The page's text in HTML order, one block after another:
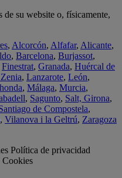
su website o, físicamente,
, Alcorcón, Alfafar, Alicante,
, Barcelona, Burjassot,
Finestrat, Granada, Huércal de
, Lanzarote, León,
, Málaga, Murcia,
, Sagunto, Salt, Girona,
de Compostela,
, Vilanova i la Geltrú, Zaragoza
Política de privacidad